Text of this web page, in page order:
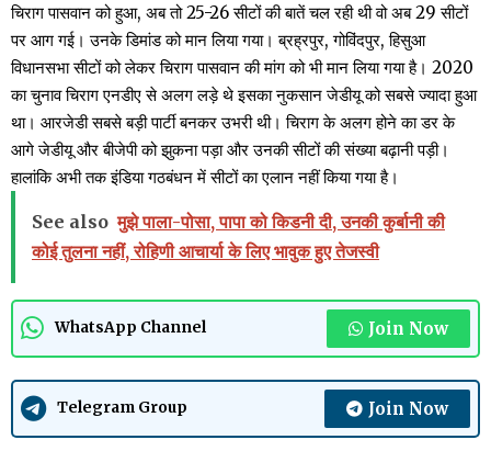
चिराग पासवान को हुआ, अब तो 25-26 सीटों की बातें चल रही थी वो अब 29 सीटों
पर आग गई। उनके डिमांड को मान लिया गया। ब्रह्रपुर, गोविंदपुर, हिसुआ
विधानसभा सीटों को लेकर चिराग पासवान की मांग को भी मान लिया गया है। 2020
का चुनाव चिराग एनडीए से अलग लड़े थे इसका नुकसान जेडीयू को सबसे ज्यादा हुआ
था। आरजेडी सबसे बड़ी पार्टी बनकर उभरी थी। चिराग के अलग होने का डर के
आगे जेडीयू और बीजेपी को झुकना पड़ा और उनकी सीटों की संख्या बढ़ानी पड़ी।
हालांकि अभी तक इंडिया गठबंधन में सीटों का एलान नहीं किया गया है।
See also मुझे पाला-पोसा, पापा को किडनी दी, उनकी कुर्बानी की
कोई तुलना नहीं, रोहिणी आचार्या के लिए भावुक हुए तेजस्वी
WhatsApp Channel Join Now
Telegram Group Join Now